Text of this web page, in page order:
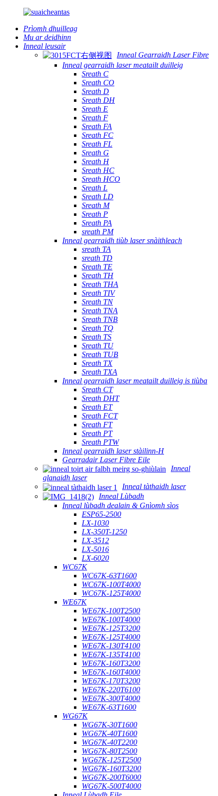
Prìomh dhuilleag
Mu ar deidhinn
Inneal leusair
Inneal Gearraidh Laser Fibre
Inneal gearraidh laser meatailt duilleig
Sreath C
Sreath CO
Sreath D
Sreath DH
Sreath E
Sreath F
Sreath FA
Sreath FC
Sreath FL
Sreath G
Sreath H
Sreath HC
Sreath HCO
Sreath L
Sreath LD
Sreath M
Sreath P
Sreath PA
sreath PM
Inneal gearraidh tiùb laser snàithleach
sreath TA
sreath TD
Sreath TE
Sreath TH
Sreath THA
Sreath TIV
Sreath TN
Sreath TNA
Sreath TNB
Sreath TQ
Sreath TS
Sreath TU
Sreath TUB
Sreath TX
Sreath TXA
Inneal gearraidh laser meatailt duilleig is tiùba
Sreath CT
Sreath DHT
Sreath ET
Sreath FCT
Sreath FT
Sreath PT
Sreath PTW
Inneal gearraidh laser stàilinn-H
Gearradair Laser Fibre Eile
Inneal
glanaidh laser
Inneal tàthaidh laser
Inneal Lùbadh
Inneal lùbadh dealain & Gnìomh sìos
ESP65-2500
LX-1030
LX-350T-1250
LX-3512
LX-5016
LX-6020
WC67K
WC67K-63T1600
WC67K-100T4000
WC67K-125T4000
WE67K
WE67K-100T2500
WE67K-100T4000
WE67K-125T3200
WE67K-125T4000
WE67K-130T4100
WE67K-135T4100
WE67K-160T3200
WE67K-160T4000
WE67K-170T3200
WE67K-220T6100
WE67K-300T4000
WE67K-63T1600
WG67K
WG67K-30T1600
WG67K-40T1600
WG67K-40T2200
WG67K-80T2500
WG67K-125T2500
WG67K-160T3200
WG67K-200T6000
WG67K-500T4000